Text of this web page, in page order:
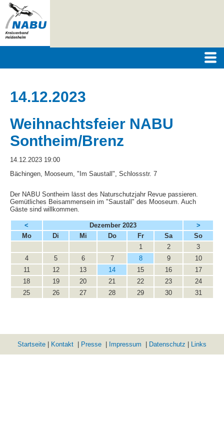
14.12.2023
Weihnachtsfeier NABU
Sontheim/Brenz
14.12.2023 19:00
Bächingen, Mooseum, "Im Saustall", Schlossstr. 7
Der NABU Sontheim lässt des Naturschutzjahr Revue passieren.
Gemütliches Beisammensein im "Saustall" des Mooseum. Auch
Gäste sind willkommen.
< Dezember 2023
>
Montag Di Mittwoch Donnerstag
Freitag Samstag Sonntag
1
2
3
4
5 6 7 8 9
10
11
12 13 14 15 16
17
18
19 20 21 22 23
24
25
26 27 28 29 30 31
Startseite Kontakt Presse Impressum Datenschutz Links